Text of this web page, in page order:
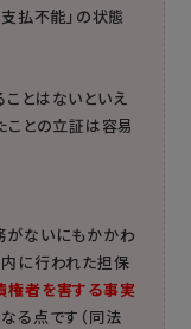
払不能」の状態
とはないといえ
ことの立証は容易
がないにもかかわ
に行われた担保
権者を害する事実
る点です（同法